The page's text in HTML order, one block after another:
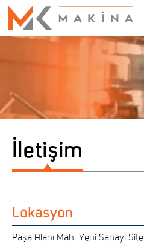
İletişim
Lokasyon
Paşa Alanı Mah. Yeni Sanayi